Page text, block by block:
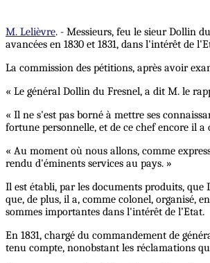
M. Lelièvre. - Messieurs, feu le sieur Dollin
avancées en 1830 et 1831, dans l'intérêt de
La commission des pétitions, après avoir
« Le général Dollin du Fresnel, a dit M. le
« Il ne s'est pas borné à mettre ses
fortune personnelle, et de ce chef encore il
« Au moment où nous allons, comme
rendu d'éminents services au pays. »
Il est établi, par les documents produits,
que, de plus, il a, comme colonel, organisé,
sommes importantes dans l'intérêt de l’Etat.
En 1831, chargé du commandement de
tenu compte, nonobstant les réclamations